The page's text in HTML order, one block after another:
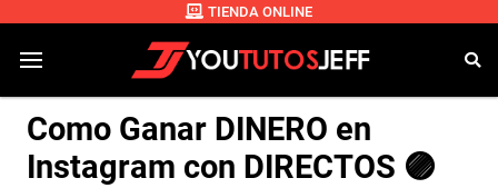
TIENDA ONLINE
Como Ganar DINERO en
Instagram con DIRECTOS 🟣